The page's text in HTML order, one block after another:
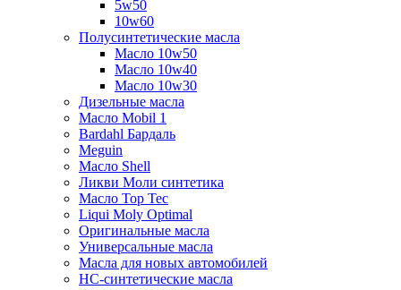
5w50
10w60
Полусинтетические масла
Масло 10w50
Масло 10w40
Масло 10w30
Дизельные масла
Масло Mobil 1
Bardahl Бардаль
Meguin
Масло Shell
Ликви Моли синтетика
Масло Top Tec
Liqui Moly Optimal
Оригинальные масла
Универсальные масла
Масла для новых автомобилей
HC-синтетические масла